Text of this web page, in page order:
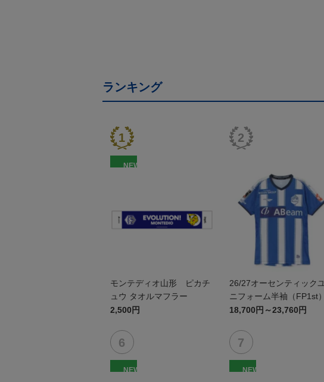
ランキング
NEW
モンテディオ山形 ピカチ
ュウ タオルマフラー
2,500円
26/27オーセンティックユ
ニフォーム半袖（FP1st）
18,700円～23,760円
NEW NEW